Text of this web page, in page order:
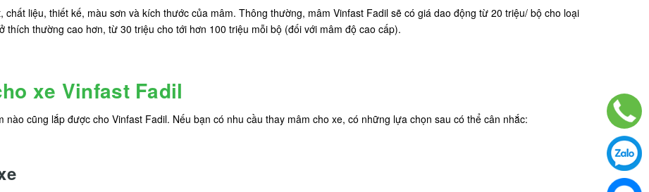
liệu, thiết kế, màu sơn và kích thước của mâm. Thông thường, mâm Vinfast Fadil sẽ có giá dao động từ 20 triệu/ bộ cho loại
thường cao hơn, từ 30 triệu cho tới hơn 100 triệu mỗi bộ (đối với mâm độ cao cấp).
xe Vinfast Fadil
cũng lắp được cho Vinfast Fadil. Nếu bạn có nhu cầu thay mâm cho xe, có những lựa chọn sau có thể cân nhắc: